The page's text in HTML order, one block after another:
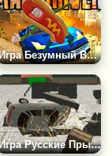
Игра Безумный Водитель: Сумасшедшие Трюки
Игра Русские Прыжки